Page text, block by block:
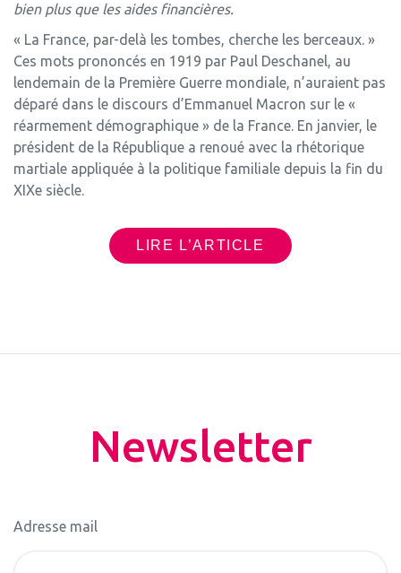
bien plus que les aides financières.
« La France, par-delà les tombes, cherche les berceaux. »
Ces mots prononcés en 1919 par Paul Deschanel, au
lendemain de la Première Guerre mondiale, n’auraient pas
déparé dans le discours d’Emmanuel Macron sur le «
réarmement démographique » de la France. En janvier, le
président de la République a renoué avec la rhétorique
martiale appliquée à la politique familiale depuis la fin du
XIXe siècle.
LIRE L’ARTICLE
Newsletter
Adresse mail